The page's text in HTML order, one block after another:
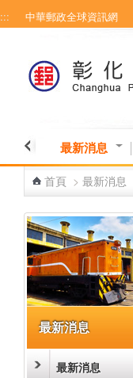
跳到主要內容區塊
::: 中華郵政全球資訊網
最新消息
首頁 > 最新消息
最新消息
最新消息